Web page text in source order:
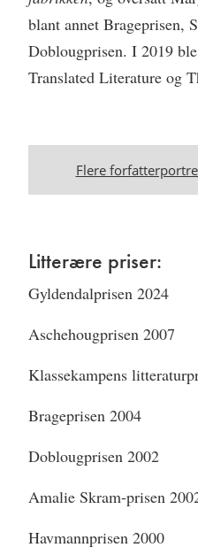
blant annet Brageprisen,
Doblougprisen. I 2019
Translated Literature og
Flere
Litterære priser:
Gyldendalprisen 2024
Aschehougprisen 2007
Klassekampens
Brageprisen 2004
Doblougprisen 2002
Amalie Skram-prisen
Havmannprisen 2000